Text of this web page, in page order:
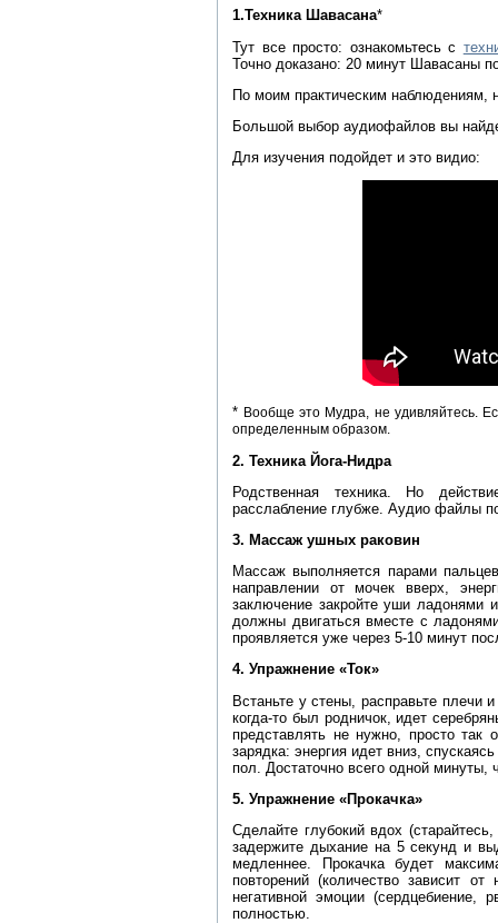
1.Техника Шавасана*
Тут все просто: ознакомьтесь с
Точно доказано: 20 минут Шавасаны
По моим практическим наблюдениям,
Большой выбор аудиофайлов вы
Для изучения подойдет и это видио:
* Вообще это Мудра, не удивляйтесь.
определенным образом.
2. Техника Йога-Нидра
Родственная техника. Но
расслабление глубже. Аудио файлы
3. Массаж ушных раковин
Массаж выполняется парами
направлении от мочек вверх,
заключение закройте уши ладонями
должны двигаться вместе с
проявляется уже через 5-10 минут
4. Упражнение «Ток»
Встаньте у стены, расправьте плечи
когда-то был родничок, идет
представлять не нужно, просто
зарядка: энергия идет вниз,
пол. Достаточно всего одной минуты,
5. Упражнение «Прокачка»
Сделайте глубокий вдох
задержите дыхание на 5 секунд и
медленнее. Прокачка будет
повторений (количество зависит
негативной эмоции (сердцебиение,
полностью.